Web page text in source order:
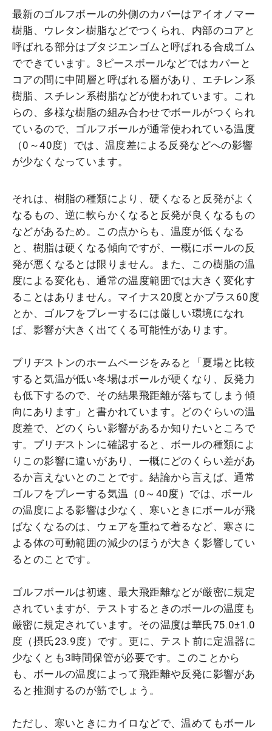
最新のゴルフボールの外側のカバーはアイオノマー
樹脂、ウレタン樹脂などでつくられ、内部のコアと
呼ばれる部分はブタジエンゴムと呼ばれる合成ゴム
でできています。3ピースボールなどではカバーと
コアの間に中間層と呼ばれる層があり、エチレン系
樹脂、スチレン系樹脂などが使われています。これ
らの、多様な樹脂の組み合わせでボールがつくられ
ているので、ゴルフボールが通常使われている温度
（0～40度）では、温度差による反発などへの影響
が少なくなっています。
それは、樹脂の種類により、硬くなると反発がよく
なるもの、逆に軟らかくなると反発が良くなるもの
などがあるため。この点からも、温度が低くなる
と、樹脂は硬くなる傾向ですが、一概にボールの反
発が悪くなるとは限りません。また、この樹脂の温
度による変化も、通常の温度範囲では大きく変化す
ることはありません。マイナス20度とかプラス60度
とか、ゴルフをプレーするには厳しい環境になれ
ば、影響が大きく出てくる可能性があります。
ブリヂストンのホームページをみると「夏場と比較
すると気温が低い冬場はボールが硬くなり、反発力
も低下するので、その結果飛距離が落ちてしまう傾
向にあります」と書かれています。どのぐらいの温
度差で、どのくらい影響があるか知りたいところで
す。ブリヂストンに確認すると、ボールの種類によ
りこの影響に違いがあり、一概にどのくらい差があ
るか言えないとのことです。結論から言えば、通常
ゴルフをプレーする気温（0～40度）では、ボール
の温度による影響は少なく、寒いときにボールが飛
ばなくなるのは、ウェアを重ねて着るなど、寒さに
よる体の可動範囲の減少のほうが大きく影響してい
るとのことです。
ゴルフボールは初速、最大飛距離などが厳密に規定
されていますが、テストするときのボールの温度も
厳密に規定されています。その温度は華氏75.0±1.0
度（摂氏23.9度）です。更に、テスト前に定温器に
少なくとも3時間保管が必要です。このことから
も、ボールの温度によって飛距離や反発に影響があ
ると推測するのが筋でしょう。
ただし、寒いときにカイロなどで、温めてもボール